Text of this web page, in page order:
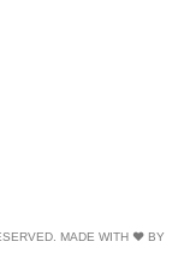
MADE WITH ❤ BY